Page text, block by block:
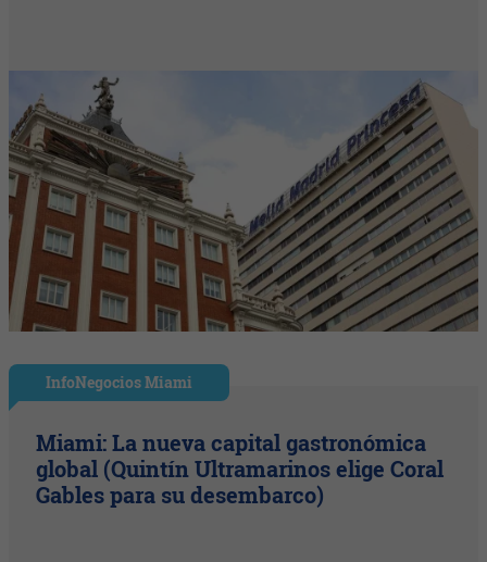
InfoNegocios Miami
Miami: La nueva capital gastronómica
global (Quintín Ultramarinos elige Coral
Gables para su desembarco)